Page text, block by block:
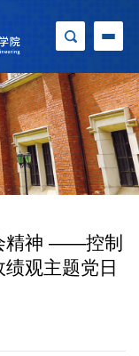
精神 ——控制
观主题党日